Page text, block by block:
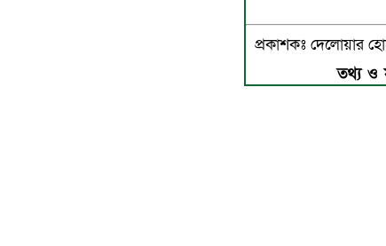
প্রকাশকঃ দেলোয়ার
তথ্য ও